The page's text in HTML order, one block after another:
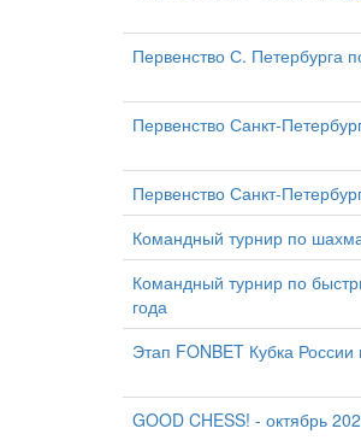
Первенство С. Петербурга
Первенство Санкт-
Первенство Санкт-
Командный турнир по
Командный турнир по
года
Этап FONBET Кубка
GOOD CHESS! - октябрь